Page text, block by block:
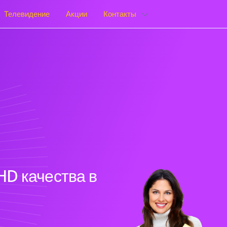
Телевидение Акции Контакты
качества в